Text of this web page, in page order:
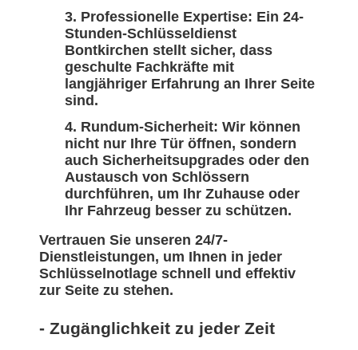
Professionelle Expertise: Ein 24-
Stunden-Schlüsseldienst
Bontkirchen stellt sicher, dass
geschulte Fachkräfte mit
langjähriger Erfahrung an Ihrer Seite
sind.
Rundum-Sicherheit: Wir können
nicht nur Ihre Tür öffnen, sondern
auch Sicherheitsupgrades oder den
Austausch von Schlössern
durchführen, um Ihr Zuhause oder
Ihr Fahrzeug besser zu schützen.
Vertrauen Sie unseren 24/7-
Dienstleistungen, um Ihnen in jeder
Schlüsselnotlage schnell und effektiv
zur Seite zu stehen.
- Zugänglichkeit zu jeder Zeit